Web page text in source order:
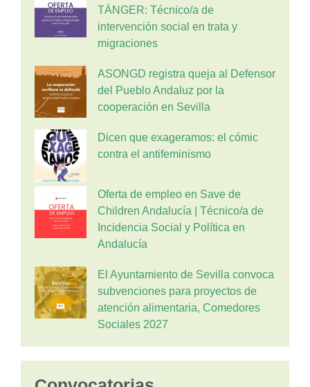
TÁNGER: Técnico/a de
intervención social en trata y
migraciones
ASONGD registra queja al Defensor
del Pueblo Andaluz por la
cooperación en Sevilla
Dicen que exageramos: el cómic
contra el antifeminismo
Oferta de empleo en Save de
Children Andalucía | Técnico/a de
Incidencia Social y Política en
Andalucía
El Ayuntamiento de Sevilla convoca
subvenciones para proyectos de
atención alimentaria, Comedores
Sociales 2027